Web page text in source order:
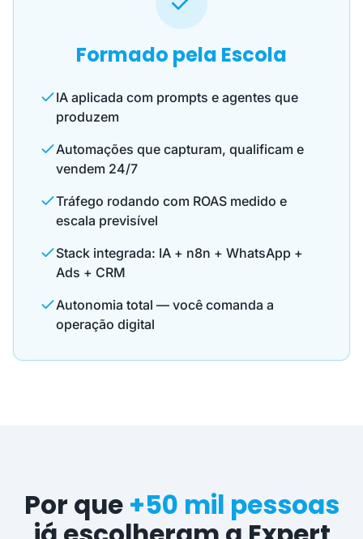
Formado pela Escola
IA aplicada com prompts e agentes que
produzem
Automações que capturam, qualificam e
vendem 24/7
Tráfego rodando com ROAS medido e
escala previsível
Stack integrada: IA + n8n + WhatsApp +
Ads + CRM
Autonomia total — você comanda a
operação digital
Por que +50 mil pessoas